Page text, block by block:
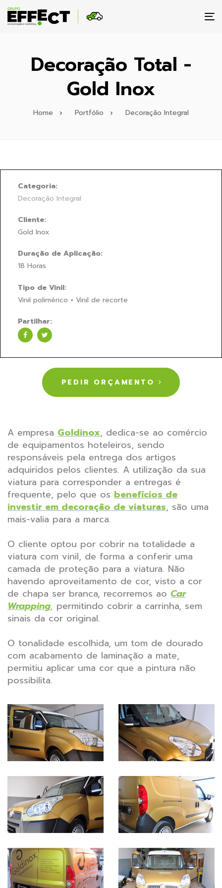
Decoração Total -
Gold Inox
Home Portfólio Decoração Integral
Categoria:
Decoração Integral
Cliente:
Gold Inox
Duração de Aplicação:
18 Horas
Tipo de Vinil:
Vinil polimérico + Vinil de recorte
Partilhar:
PEDIR ORÇAMENTO
A empresa Goldinox, dedica-se ao comércio
de equipamentos hoteleiros, sendo
responsáveis pela entrega dos artigos
adquiridos pelos clientes. A utilização da sua
viatura para corresponder a entregas é
frequente, pelo que os benefícios de
investir em decoração de viaturas, são uma
mais-valia para a marca.
O cliente optou por cobrir na totalidade a
viatura com vinil, de forma a conferir uma
camada de proteção para a viatura. Não
havendo aproveitamento de cor, visto a cor
de chapa ser branca, recorremos ao Car
Wrapping, permitindo cobrir a carrinha, sem
sinais da cor original.
O tonalidade escolhida, um tom de dourado
com acabamento de laminação a mate,
permitiu aplicar uma cor que a pintura não
possibilita.